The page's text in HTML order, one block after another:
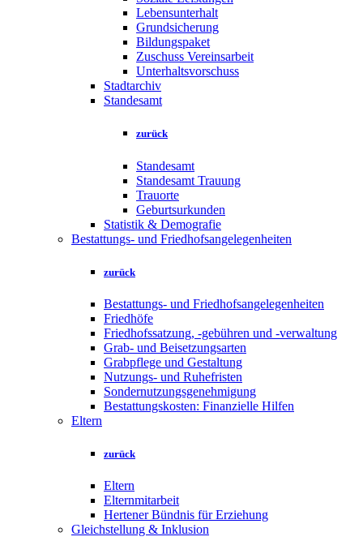
Lebensunterhalt
Grundsicherung
Bildungspaket
Zuschuss Vereinsarbeit
Unterhaltsvorschuss
Stadtarchiv
Standesamt
zurück
Standesamt
Standesamt Trauung
Trauorte
Geburtsurkunden
Statistik & Demografie
Bestattungs- und Friedhofsangelegenheiten
zurück
Bestattungs- und Friedhofsangelegenheiten
Friedhöfe
Friedhofssatzung, -gebühren und -verwaltung
Grab- und Beisetzungsarten
Grabpflege und Gestaltung
Nutzungs- und Ruhefristen
Sondernutzungsgenehmigung
Bestattungskosten: Finanzielle Hilfen
Eltern
zurück
Eltern
Elternmitarbeit
Hertener Bündnis für Erziehung
Gleichstellung & Inklusion